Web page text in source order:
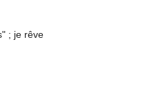
; je rêve